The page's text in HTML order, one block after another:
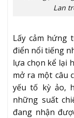
Lan
Lấy cảm hứng
điển nổi tiếng
lựa chọn kể lại
mở ra một câu
yếu tố kỳ ảo,
những suất
đang nhận